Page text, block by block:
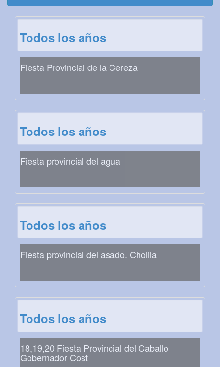
Todos los años
Fiesta Provincial de la Cereza
Todos los años
Fiesta provincial del agua
Todos los años
Fiesta provincial del asado. Cholila
Todos los años
18,19,20 Fiesta Provincial del Caballo
Gobernador Cost